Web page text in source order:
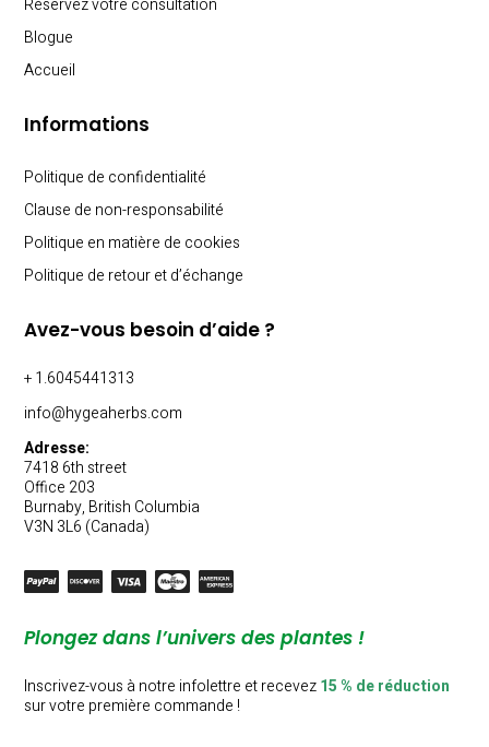
Réservez votre consultation
Blogue
Accueil
Informations
Politique de confidentialité
Clause de non-responsabilité
Politique en matière de cookies
Politique de retour et d’échange
Avez-vous besoin d’aide ?
+ 1.6045441313
info@hygeaherbs.com
Adresse:
7418 6th street
Office 203
Burnaby, British Columbia
V3N 3L6 (Canada)
Plongez dans l’univers des plantes !
Inscrivez-vous à notre infolettre et recevez15 % de réduction
sur votre première commande !